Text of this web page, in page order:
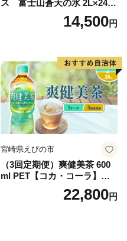
ス 富士山蒼天の水 2L×24本
（4ケース）※離島不可 天然
水 ミネラルウォーター 水 ペ
産 シリカ ミネラル 美容 備蓄
防災 長期保存 富士山 山梨県
忍野村
14,500円
宮崎県えびの市
（3回定期便）爽健美茶 600
ml PET【コカ・コーラ】ペ
ットボトル 1ケース(24本) 定
期便 3回(72本) セット お茶
22,800円